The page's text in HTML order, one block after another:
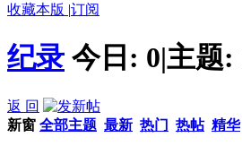
收藏本版 |订阅
纪录 今日: 0|主题:
返 回
新窗 全部主题 最新 热门 热帖 精华